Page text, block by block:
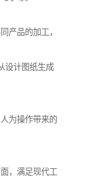
产品的加工，
设计图纸生成
为操作带来的
，满足现代工